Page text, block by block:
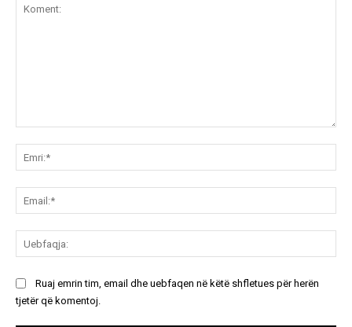
Ruaj emrin tim, email dhe uebfaqen në këtë shfletues për herën
tjetër që komentoj.